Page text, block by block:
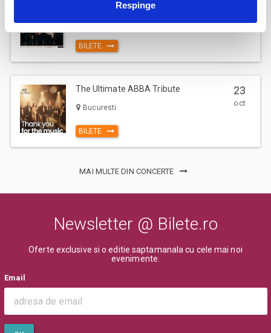
Respinge
Va rugam sa respectati orele de acces in sala de spectacol sau in locul
de desfasurare a evenimentului inscriptionate pe bilet, pentru a evita
aglomerarea pe caile de acces sau deranjarea celorlalti spectatori
dupa inceperea spectacolului/evenimentului.
Jazzapella - Concert jazz a capella
Bucuresti
BILETE
The Ultimate ABBA Tribute
Bucuresti
BILETE
23
oct
MAI MULTE DIN CONCERTE
Newsletter @ Bilete.ro
Oferte exclusive si o editie saptamanala cu cele mai noi
evenimente.
Email